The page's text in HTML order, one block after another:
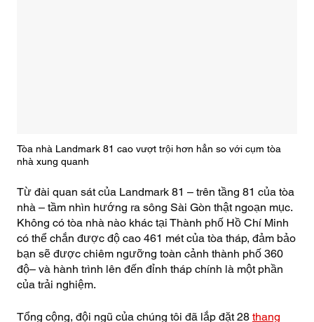
Tòa nhà Landmark 81 cao vượt trội hơn hẳn so với cụm tòa
nhà xung quanh
Từ đài quan sát của Landmark 81 – trên tầng 81 của tòa
nhà – tầm nhìn hướng ra sông Sài Gòn thật ngoạn mục.
Không có tòa nhà nào khác tại Thành phố Hồ Chí Minh
có thể chắn được độ cao 461 mét của tòa tháp, đảm bảo
bạn sẽ được chiêm ngưỡng toàn cảnh thành phố 360
độ– và hành trình lên đến đỉnh tháp chính là một phần
của trải nghiệm.
Tổng cộng, đội ngũ của chúng tôi đã lắp đặt 28 thang